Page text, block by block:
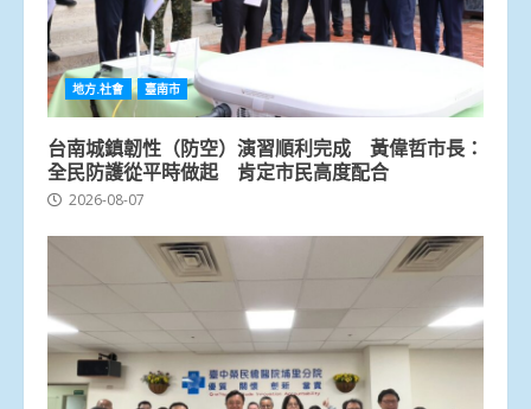
地方.社會 臺南市
台南城鎮韌性（防空）演習順利完成 黃偉哲市長：
全民防護從平時做起 肯定市民高度配合
2026-08-07